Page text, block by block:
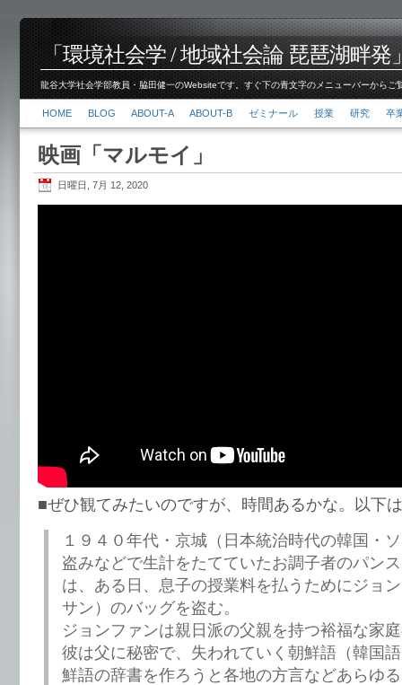
「環境社会学 / 地域社会論 琵琶湖畔発
龍谷大学社会学部教員・脇田健一のWebsiteです。すぐ下の青文字のメニューバーから
HOME BLOG ABOUT-A ABOUT-B ゼミナール 授業 研究 卒
映画「マルモイ」
日曜日, 7月 12, 2020
■ぜひ観てみたいのですが、時間あるかな。以下
１９４０年代・京城（日本統治時代の韓国
盗みなどで生計をたてていたお調子者のパン
は、ある日、息子の授業料を払うためにジョ
サン）のバッグを盗む。
ジョンファンは親日派の父親を持つ裕福な家
彼は父に秘密で、失われていく朝鮮語（韓国
鮮語の辞書を作ろうと各地の方言などあらゆ